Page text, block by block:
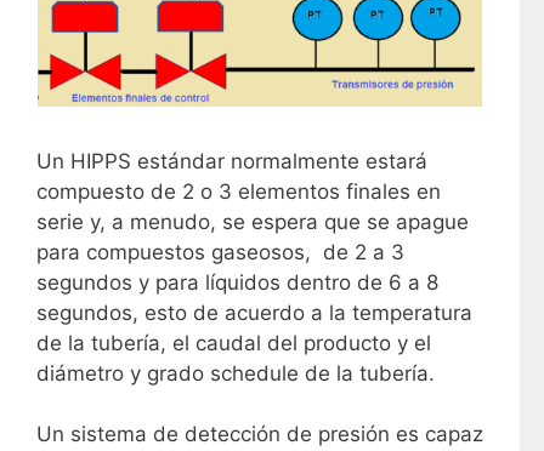
Un HIPPS estándar normalmente estará
compuesto de 2 o 3 elementos finales en
serie y, a menudo, se espera que se apague
para compuestos gaseosos, de 2 a 3
segundos y para líquidos dentro de 6 a 8
segundos, esto de acuerdo a la temperatura
de la tubería, el caudal del producto y el
diámetro y grado schedule de la tubería.
Un sistema de detección de presión es capaz